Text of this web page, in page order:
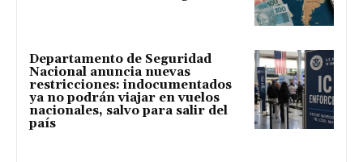
Departamento de Seguridad
Nacional anuncia nuevas
restricciones: indocumentados
ya no podrán viajar en vuelos
nacionales, salvo para salir del
país